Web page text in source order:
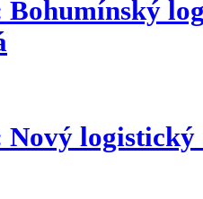
Bohumínský
logistický